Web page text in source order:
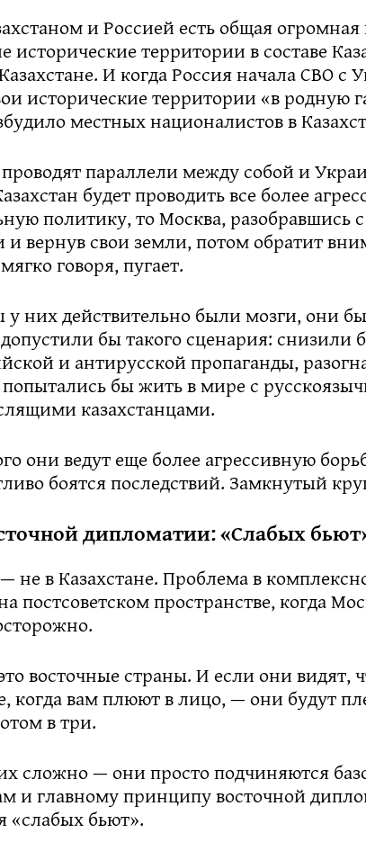
и Россией есть общая огромная
исторические территории в составе
И когда Россия начала СВО с
исторические территории «в родную
местных националистов в
параллели между собой и
будет проводить все более
политику, то Москва, разобравшись
и вернув свои земли, потом обратит
говоря, пугает.
них действительно были мозги, они
бы такого сценария: снизили
и антирусской пропаганды,
бы жить в мире с
казахстанцами.
они ведут еще более агрессивную
боятся последствий. Замкнутый
дипломатии: «Слабых
не в Казахстане. Проблема в
постсоветском пространстве, когда
восточные страны. И если они видят,
когда вам плюют в лицо, — они будут
в три.
сложно — они просто подчиняются
и главному принципу восточной
«слабых бьют».